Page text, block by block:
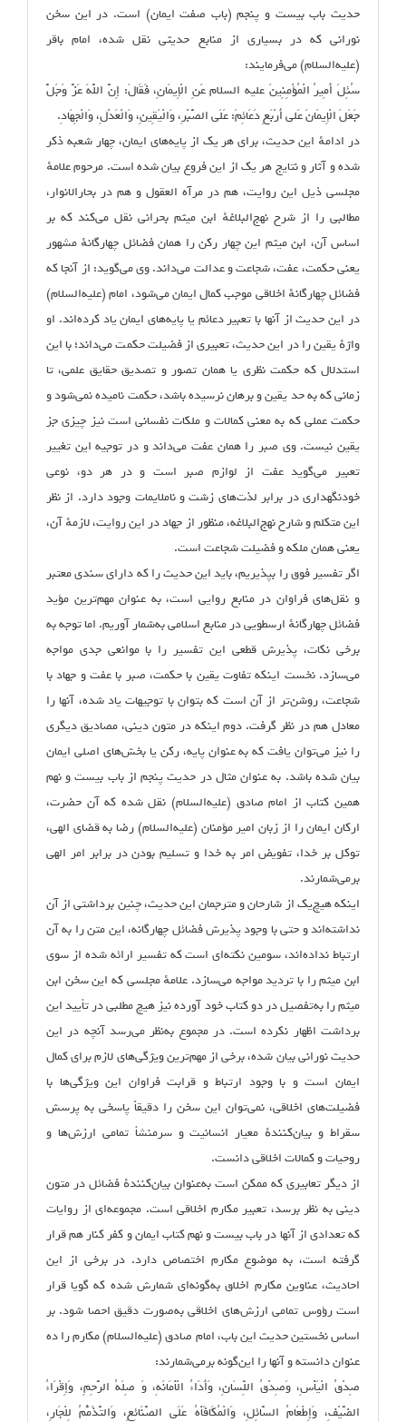
حدیث باب بیست و پنجم (باب صفت ایمان) است. در این سخن
نورانی که در بسیاری از منابع حدیثی نقل شده، امام باقر
(علیه‌السلام) می‌فرمایند:
سُئِلَ أَمِیرُ الْمُؤْمِنِینَ علیه السلام عَنِ الْإِیمَانِ، فَقَالَ: إِنَّ اللَّهَ عَزَّ وَجَلَّ
جَعَلَ الْإِیمَانَ عَلى‏ أَرْبَعِ دَعَائِمَ: عَلَى الصَّبْرِ، وَالْیَقِینِ، وَالْعَدْلِ، وَالْجِهَادِ.
در ادامهٔ این حدیث، برای هر یک از پایه‌های ایمان، چهار شعبه ذکر
شده و آثار و نتایج هر یک از این فروع بیان شده است. مرحوم علامهٔ
مجلسی ذیل این روایت، هم در مرآه العقول و هم در بحارالانوار،
مطالبی را از شرح نهج‌البلاغهٔ ابن میثم بحرانی نقل می‌کند که بر
اساس آن، ابن میثم این چهار رکن را همان فضائل چهارگانهٔ مشهور
یعنی حکمت، عفت، شجاعت و عدالت می‌داند. وی می‌گوید: از آنجا که
فضائل چهارگانهٔ اخلاقی موجب کمال ایمان می‌شود، امام (علیه‌السلام)
در این حدیث از آنها با تعبیر دعائم یا پایه‌های ایمان یاد کرده‌اند. او
واژهٔ یقین را در این حدیث، تعبیری از فضیلت حکمت می‌داند؛ با این
استدلال که حکمت نظری یا همان تصور و تصدیق حقایق علمی، تا
زمانی که به حد یقین و برهان نرسیده باشد، حکمت نامیده نمی‌شود و
حکمت عملی که به معنی کمالات و ملکات نفسانی است نیز چیزی جز
یقین نیست. وی صبر را همان عفت می‌داند و در توجیه این تغییر
تعبیر می‌گوید عفت از لوازم صبر است و در هر دو، نوعی
خودنگهداری در برابر لذت‌های زشت و ناملایمات وجود دارد. از نظر
این متکلم و شارح نهج‌البلاغه، منظور از جهاد در این روایت، لازمهٔ آن،
یعنی همان ملکه و فضیلت شجاعت است.
اگر تفسیر فوق را بپذیریم، باید این حدیث را که دارای سندی معتبر
و نقل‌های فراوان در منابع روایی است، به عنوان مهم‌ترین مؤید
فضائل چهارگانهٔ ارسطویی در منابع اسلامی به‌شمار آوریم. اما توجه به
برخی نکات، پذیرش قطعی این تفسیر را با موانعی جدی مواجه
می‌سازد. نخست اینکه تفاوت یقین با حکمت، صبر با عفت و جهاد با
شجاعت، روشن‌تر از آن است که بتوان با توجیهات یاد شده، آنها را
معادل هم در نظر گرفت. دوم اینکه در متون دینی، مصادیق دیگری
را نیز می‌توان یافت که به عنوان پایه، رکن یا بخش‌های اصلی ایمان
بیان شده باشد. به عنوان مثال در حدیث پنجم از باب بیست و نهم
همین کتاب از امام صادق (علیه‌السلام) نقل شده که آن حضرت،
ارکان ایمان را از زبان امیر مؤمنان (علیه‌السلام) رضا به قضای الهی،
توکل بر خدا، تفویض امر به خدا و تسلیم بودن در برابر امر الهی
برمی‌شمارند.
اینکه هیچ‌یک از شارحان و مترجمان این حدیث، چنین برداشتی از آن
نداشته‌اند و حتی با وجود پذیرش فضائل چهارگانه، این متن را به آن
ارتباط نداده‌اند، سومین نکته‌ای است که تفسیر ارائه شده از سوی
ابن میثم را با تردید مواجه می‌سازد. علامهٔ مجلسی که این سخن ابن
میثم را به‌‌تفصیل در دو کتاب خود آورده نیز هیچ مطلبی در تأیید این
برداشت اظهار نکرده است. در مجموع به‌نظر می‌رسد آنچه در این
حدیث نورانی بیان شده، برخی از مهم‌ترین ویژگی‌های لازم برای کمال
ایمان است و با وجود ارتباط و قرابت فراوان این ویژگی‌ها با
فضیلت‌های اخلاقی، نمی‌توان این سخن را دقیقاً پاسخی به پرسش
سقراط و بیان‌کنندهٔ معیار انسانیت و سرمنشأ تمامی ارزش‌ها و
روحیات و کمالات اخلاقی دانست.
از دیگر تعابیری که ممکن است به‌عنوان بیان‌کنندهٔ فضائل در متون
دینی به نظر برسد، تعبیر مکارم اخلاقی است. مجموعه‌ای از روایات
که تعدادی از آنها در باب بیست و نهم کتاب ایمان و کفر کنار هم قرار
گرفته ‌است، به موضوع مکارم اختصاص دارد. در برخی از این
احادیث، عناوین مکارم اخلاق به‌گونه‌ای شمارش شده که گویا قرار
است رؤوس تمامی ارزش‌های اخلاقی به‌صورت دقیق احصا شود. بر
اساس نخستین حدیث این باب، امام صادق (علیه‌السلام) مکارم را ده
عنوان دانسته و آنها را این‌گونه برمی‌شمارند:
صِدْقُ الْیَأْسِ، وَصِدْقُ اللِّسَانِ، وَأَدَاءُ الْأَمَانَهِ، وَ صِلَهُ الرَّحِمِ، وَإِقْرَاءُ
الضَّیْفِ، وَإِطْعَامُ السَّائِلِ، وَالْمُکَافَأَهُ عَلَى الصَّنَائِعِ، وَالتَّذَمُّمُ لِلْجَارِ،